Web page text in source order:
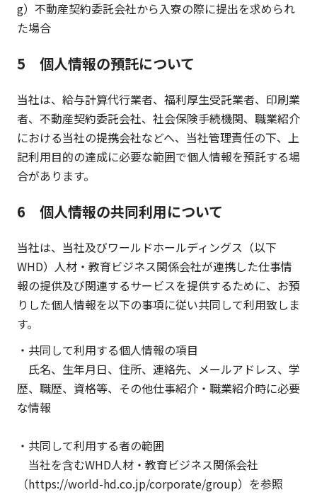
g）不動産契約委託会社から入寮の際に提出を求められ
た場合
5 個人情報の預託について
当社は、給与計算代行業者、福利厚生受託業者、印刷業
者、不動産契約委託会社、社会保険手続機関、職業紹介
における当社の提携会社などへ、当社管理責任の下、上
記利用目的の達成に必要な範囲で個人情報を預託する場
合があります。
6 個人情報の共同利用について
当社は、当社及びワールドホールディングス（以下
WHD）人材・教育ビジネス関係会社が連携した仕事情
報の提供及び関連するサービスを提供するために、お預
りした個人情報を以下の事項に従い共同して利用致しま
す。
・共同して利用する個人情報の項目
氏名、生年月日、住所、連絡先、メールアドレス、学
歴、職歴、資格等、その他仕事紹介・職業紹介時に必要
な情報
・共同して利用する者の範囲
当社を含むWHD人材・教育ビジネス関係会社
（https://world-hd.co.jp/corporate/group）を参照